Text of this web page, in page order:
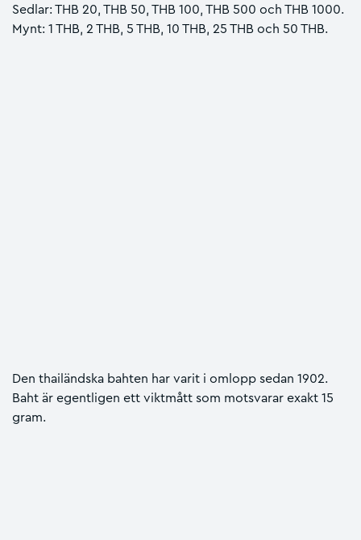
Sedlar: THB 20, THB 50, THB 100, THB 500 och THB 1000.
Mynt: 1 THB, 2 THB, 5 THB, 10 THB, 25 THB och 50 THB.
Den thailändska bahten har varit i omlopp sedan 1902.
Baht är egentligen ett viktmått som motsvarar exakt 15
gram.